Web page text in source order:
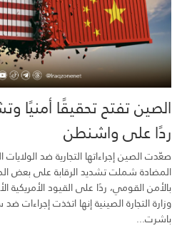
الصين تفتح تحقيقًا أمنيًا
ردًا على واشنطن
صعّدت الصين إجراءاتها التجارية ضد الولايات
المضادة شملت تشديد الرقابة على بعض
بالأمن القومي، ردًا على القيود
وزارة التجارة الصينية إنها اتخذت إجراءات
باشرت...